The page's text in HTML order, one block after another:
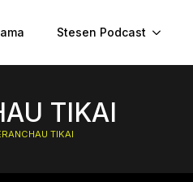
Stesen Podcast
TIKAI
TIKAI